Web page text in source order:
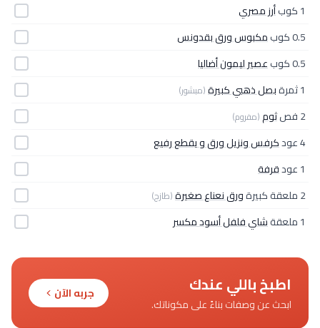
1 كوب
أرز مصري
0.5 كوب
مكبوس ورق بقدونس
0.5 كوب
عصير ليمون أضاليا
1 ثمرة
بصل ذهبي كبيرة(مبشور)
2 فص ثوم(مفروم)
4 عود
كرفس ونزيل ورق و يقطع رفيع
1 عود
قرفة
2 ملعقة كبيرة
ورق نعناع صغيرة(طازج)
1 ملعقة شاي فلفل أسود مكسر
اطبخ باللي عندك
ابحث عن وصفات بناءً على مكوناتك.
جربه الآن